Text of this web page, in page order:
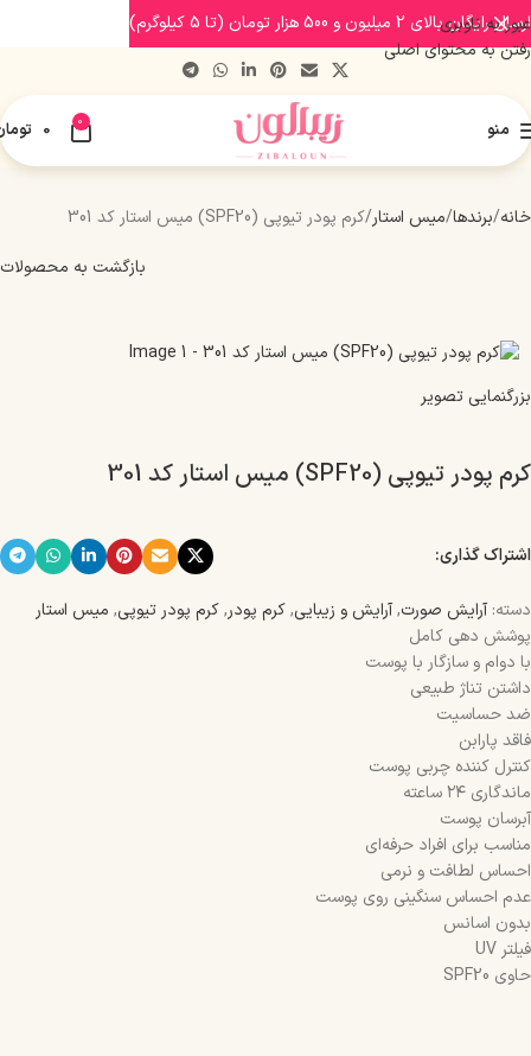
عبور به ناوبری
رفتن به محتوای اصلی
منو 0
0
خانه برندها میس استار کرم پودر تیوپی (SPF20) میس استار کد 301
بازگشت به محصولات
بزرگنمایی تصویر
کرم پودر تیوپی (SPF20) میس استار کد 301
اشتراک گذاری:
دسته: آرایش صورت,آرایش و زیبایی,کرم پودر,کرم پودر تیوپی, میس استار
پوشش‌ دهی کامل
با دوام و سازگار با پوست
داشتن تناژ طبیعی
ضد حساسیت
فاقد پارابن
کنترل کننده چربی پوست
ماندگاری ۲۴ ساعته
آبرسان پوست
مناسب برای افراد حرفه‌ای
احساس لطافت و نرمی
عدم احساس سنگینی روی پوست
بدون اسانس
فیلتر UV
حاوی SPF20
ارسال رایگان بالای 2 میلیون و 500 هزار تومان (تا 5 کیلوگرم)